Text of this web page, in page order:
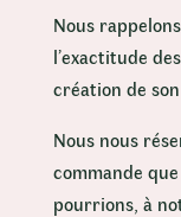
Nous
l’exactitude
création de
Nous nous
commande
pourrions, à